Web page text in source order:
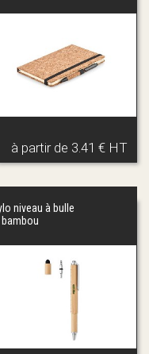
à partir de 3.41 € HT
niveau à bulle